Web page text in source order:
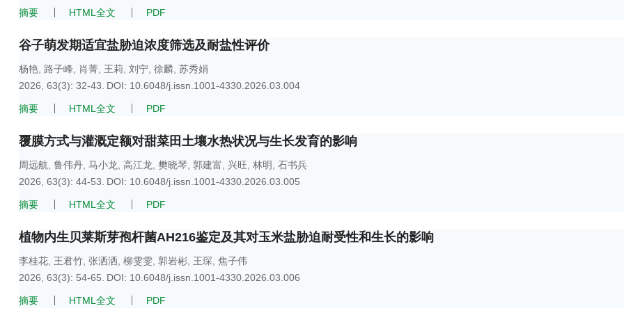
摘要 HTML全文 PDF
谷子萌发期适宜盐胁迫浓度筛选及耐盐性评价
杨艳 路子峰 肖菁 王莉 刘宁 徐麟 苏秀娟
2026, 63(3): 32-43. DOI: 10.6048/j.issn.1001-4330.2026.03.004
摘要 HTML全文 PDF
覆膜方式与灌溉定额对甜菜田土壤水热状况与生长发育的影响
周远航 鲁伟丹 马小龙 高江龙 樊晓琴 郭建富 兴旺 林明
石书兵
2026, 63(3): 44-53. DOI: 10.6048/j.issn.1001-4330.2026.03.005
摘要 HTML全文 PDF
植物内生贝莱斯芽孢杆菌AH216鉴定及其对玉米盐胁迫耐受性和生长的影响
李桂花 王君竹 张洒洒 柳雯雯 郭岩彬 王琛 焦子伟
2026, 63(3): 54-65. DOI: 10.6048/j.issn.1001-4330.2026.03.006
摘要 HTML全文 PDF